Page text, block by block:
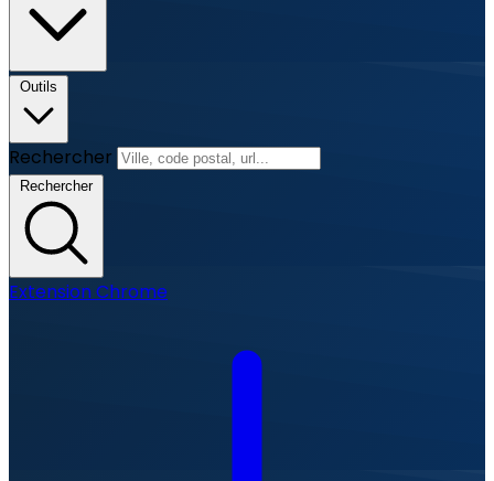
Outils
Rechercher
Rechercher
Extension Chrome